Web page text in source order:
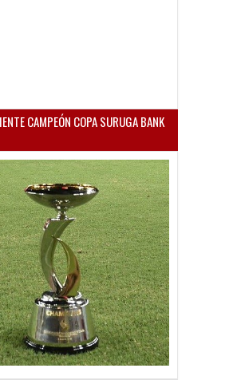
CAMPEÓN COPA SURUGA BANK